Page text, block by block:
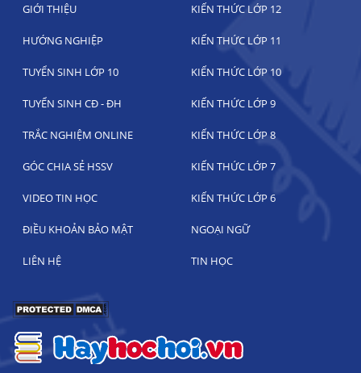
GIỚI THIỆU KIẾN THỨC LỚP 12
HƯỚNG NGHIỆP KIẾN THỨC LỚP 11
TUYỂN SINH LỚP 10 KIẾN THỨC LỚP 10
TUYỂN SINH CĐ - ĐH KIẾN THỨC LỚP 9
TRẮC NGHIỆM ONLINE KIẾN THỨC LỚP 8
GÓC CHIA SẺ HSSV KIẾN THỨC LỚP 7
VIDEO TIN HỌC KIẾN THỨC LỚP 6
ĐIỀU KHOẢN BẢO MẬT NGOẠI NGỮ
LIÊN HỆ TIN HỌC